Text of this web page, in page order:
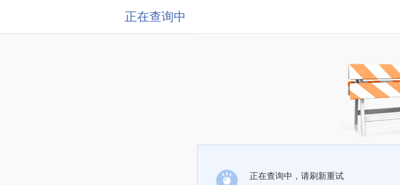
正在查询中
正在查询中，请刷新重试